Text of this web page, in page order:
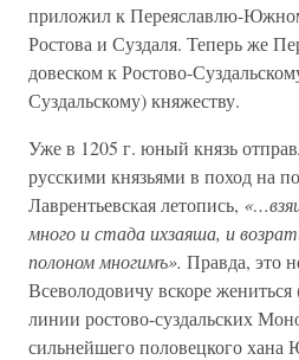
приложил к Переяславлю-
Ростова и Суздаля. Теперь же
довеском к Ростово-
Суздальскому) княжеству.
Уже в 1205 г. юный князь
русскими князьями в поход на
Лаврентьевская летопись,
много и стада ихзаяша, и
полоном многимъ». Правда, это
Всеволодовичу вскоре
линии ростово-суздальских
сильнейшего половецкого